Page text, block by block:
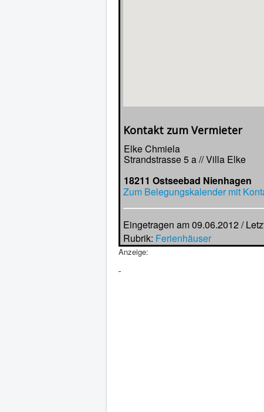
Kontakt zum Vermieter
Elke Chmiela
Strandstrasse 5 a // Villa Elke
18211 Ostseebad Nienhagen
Zum Belegungskalender mit
Eingetragen am 09.06.2012 /
Rubrik: Ferienhäuser
Anzeige: